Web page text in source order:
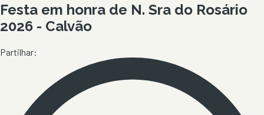
Festa em honra de N. Sra do Rosário
2026 - Calvão
Partilhar: